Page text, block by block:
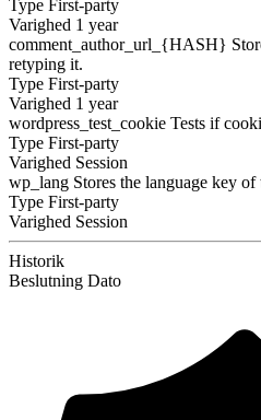
Type First-party
Varighed 1 year
comment_author_url_{HASH}
retyping it.
Type First-party
Varighed 1 year
wordpress_test_cookie Tests if
Type First-party
Varighed Session
wp_lang Stores the language key of
Type First-party
Varighed Session
Historik
Beslutning Dato